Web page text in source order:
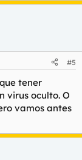
#5
tener
virus oculto. O
vamos antes